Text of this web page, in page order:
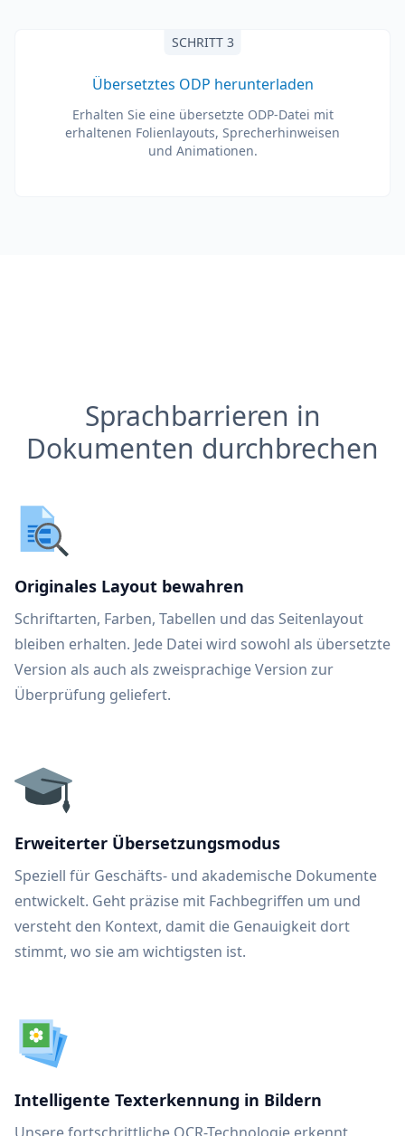
SCHRITT 3
Übersetztes ODP herunterladen
Erhalten Sie eine übersetzte ODP-Datei mit
erhaltenen Folienlayouts, Sprecherhinweisen
und Animationen.
Sprachbarrieren in
Dokumenten durchbrechen
Originales Layout bewahren
Schriftarten, Farben, Tabellen und das Seitenlayout
bleiben erhalten. Jede Datei wird sowohl als übersetzte
Version als auch als zweisprachige Version zur
Überprüfung geliefert.
Erweiterter Übersetzungsmodus
Speziell für Geschäfts- und akademische Dokumente
entwickelt. Geht präzise mit Fachbegriffen um und
versteht den Kontext, damit die Genauigkeit dort
stimmt, wo sie am wichtigsten ist.
Intelligente Texterkennung in Bildern